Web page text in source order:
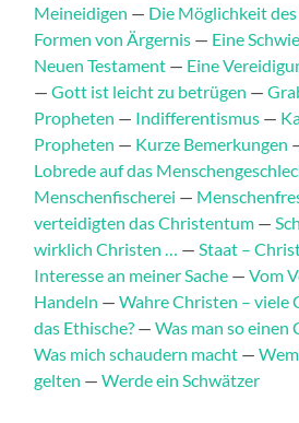
Meineidigen — Die Möglichkeit
Formen von Ärgernis — Eine
Neuen Testament — Eine
—Gott ist leicht zu betrügen —
Propheten — Indifferentismus —
Propheten — Kurze Bemerkungen
Lobrede auf das
Menschenfischerei —
verteidigten das Christentum —
wirklich Christen …
— Staat –
Interesse an meiner Sache —Vom
Handeln —Wahre Christen – viele
das Ethische? —Was man so einen
Was mich schaudern macht —
gelten —Werde ein Schwätzer